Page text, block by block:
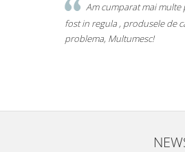
Am cumparat mai multe
fost in regula , produsele de
problema, Multumesc!